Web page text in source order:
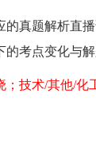
真题解析直
考点变化与解
技术/其他/化